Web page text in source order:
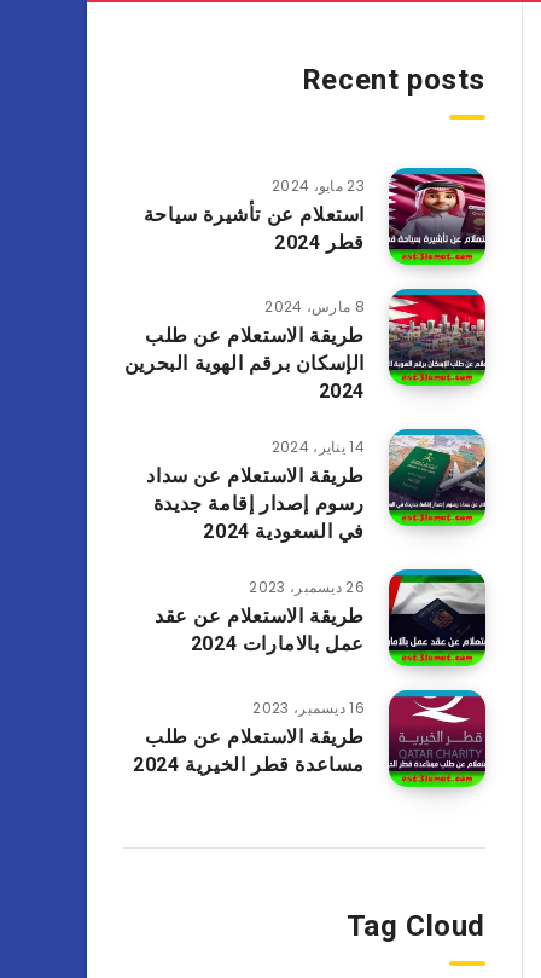
Recent posts
23 مايو، 2024
استعلام عن تأشيرة سياحة
قطر 2024
8 مارس، 2024
طريقة الاستعلام عن طلب
الإسكان برقم الهوية البحرين
2024
14 يناير، 2024
طريقة الاستعلام عن سداد
رسوم إصدار إقامة جديدة
في السعودية 2024
26 ديسمبر، 2023
طريقة الاستعلام عن عقد
عمل بالامارات 2024
16 ديسمبر، 2023
طريقة الاستعلام عن طلب
مساعدة قطر الخيرية 2024
Tag Cloud